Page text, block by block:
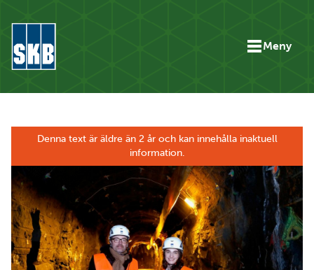
Meny
Denna text är äldre än 2 år och kan innehålla inaktuell
information.